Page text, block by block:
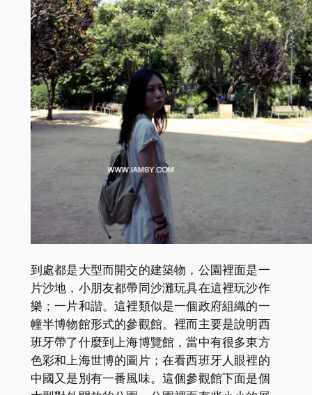
到處都是大型而開交的建築物，公園裡面是一
片沙地，小朋友都帶同沙灘玩具在這裡玩沙作
樂；一片和諧。這裡類似是一個政府組織的一
幢半博物館形式的參觀館。裡而主要是說明西
班牙帶了什麼到上海博覽館，當中有很多東方
色彩和上海世博的圖片；在看西班牙人眼裡的
中國又是別有一番風味。這個參觀館下面是個